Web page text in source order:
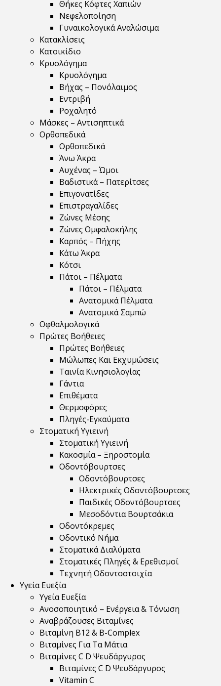
Θήκες Κόφτες Χαπιών
Νεφελοποίηση
Γυναικολογικά Αναλώσιμα
Κατακλίσεις
Κατοικίδιο
Κρυολόγημα
Κρυολόγημα
Βήχας – Πονόλαιμος
Εντριβή
Ροχαλητό
Μάσκες – Αντισηπτικά
Ορθοπεδικά
Ορθοπεδικά
Άνω Άκρα
Αυχένας – Ώμοι
Βαδιστικά – Πατερίτσες
Επιγονατίδες
Επιστραγαλίδες
Ζώνες Μέσης
Ζώνες Ομφαλοκήλης
Καρπός – Πήχης
Κάτω Άκρα
Κότσι
Πάτοι – Πέλματα
Πάτοι – Πέλματα
Ανατομικά Πέλματα
Ανατομικά Σαμπώ
Οφθαλμολογικά
Πρώτες Βοήθειες
Πρώτες Βοήθειες
Μώλωπες Και Εκχυμώσεις
Ταινία Κινησιολογίας
Γάντια
Επιθέματα
Θερμοφόρες
Πληγές-Εγκαύματα
Στοματική Υγιεινή
Στοματική Υγιεινή
Κακοσμία – Ξηροστομία
Οδοντόβουρτσες
Οδοντόβουρτσες
Ηλεκτρικές Οδοντόβουρτσες
Παιδικές Οδοντόβουρτσες
Μεσοδόντια Βουρτσάκια
Οδοντόκρεμες
Οδοντικό Νήμα
Στοματικά Διαλύματα
Στοματικές Πληγές & Ερεθισμοί
Τεχνητή Οδοντοστοιχία
Υγεία Ευεξία
Υγεία Ευεξία
Ανοσοποιητικό – Ενέργεια & Τόνωση
Αναβράζουσες Βιταμίνες
Βιταμίνη B12 & Β-Complex
Βιταμίνες Για Τα Μάτια
Βιταμίνες C D Ψευδάργυρος
Βιταμίνες C D Ψευδάργυρος
Vitamin C